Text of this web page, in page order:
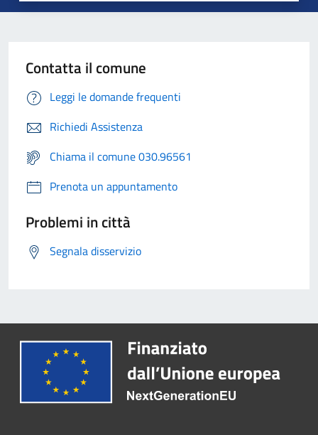
Contatta il comune
Leggi le domande frequenti
Richiedi Assistenza
Chiama il comune 030.96561
Prenota un appuntamento
Problemi in città
Segnala disservizio